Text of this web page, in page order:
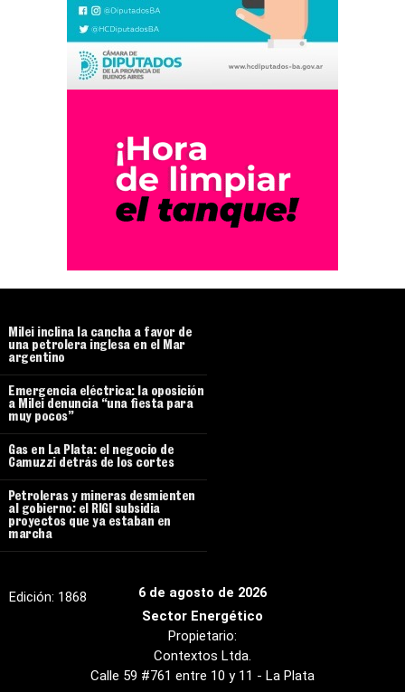
6 de agosto de 2026
Edición: 1868
Sector Energético
Propietario:
Contextos Ltda.
Calle 59 #761 entre 10 y 11 - La Plata
Milei inclina la cancha a favor de
una petrolera inglesa en el Mar
argentino
Emergencia eléctrica: la oposición
a Milei denuncia “una fiesta para
muy pocos”
Gas en La Plata: el negocio de
Camuzzi detrás de los cortes
Petroleras y mineras desmienten
al gobierno: el RIGI subsidia
proyectos que ya estaban en
marcha